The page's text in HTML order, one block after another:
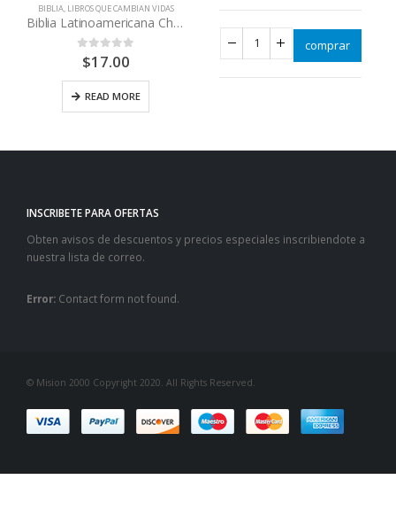
BIBLIA, LIBROS QUE CAMBIAN VIDAS
Biblia Latinoamericana Chica
out of 5
$17.00
READ MORE
comprar
INSCRIBETE PARA OFERTAS
Obten avisos de descuentos y precios especiales inscribiendote a
nuestra lista de correo.
Error: Contact form not found.
© Mision 2000 Copyright 2020. All Rights Reserved.